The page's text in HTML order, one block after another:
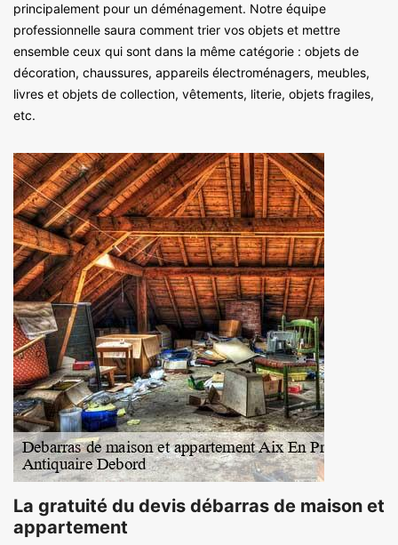
principalement pour un déménagement. Notre équipe
professionnelle saura comment trier vos objets et mettre
ensemble ceux qui sont dans la même catégorie : objets de
décoration, chaussures, appareils électroménagers, meubles,
livres et objets de collection, vêtements, literie, objets fragiles,
etc.
La gratuité du devis débarras de maison et
appartement